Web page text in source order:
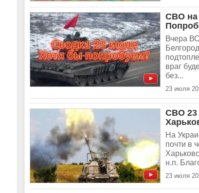
СВО на
Вчера
враг
без...
23 июля
СВО 23
На
почти в
н.п.
23 июля